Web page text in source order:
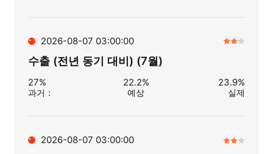
2026-08-07 03:00:00
수출 (전년 동기 대비) (7월)
27%
과거 ：
22.2%
예상
23.9%
실제
2026-08-07 03:00:00